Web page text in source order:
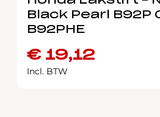
Black Pearl B92P
B92PHE
€19,12
Incl. BTW